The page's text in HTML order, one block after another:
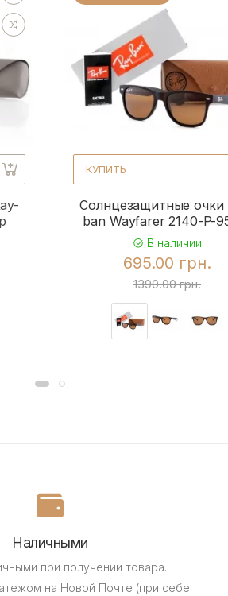
КУПИТЬ
Солнцезащитные очки
ban Wayfarer 2140-P-
В наличии
695.00 грн.
1390.00 грн.
Наличными
при получении товара.
на Новой Почте (при себе